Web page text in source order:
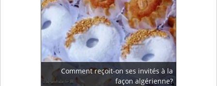
Comment reçoit-on ses invités à la
façon algérienne?